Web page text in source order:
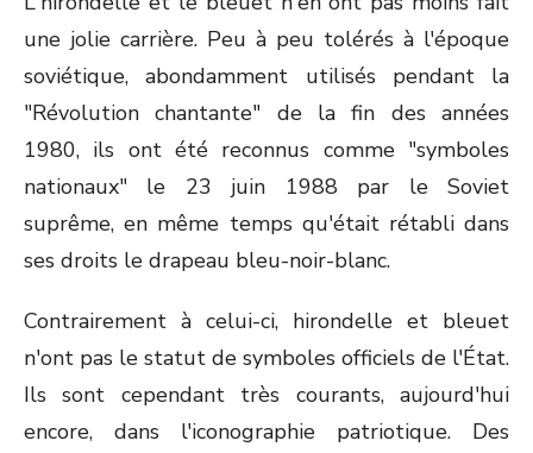
une jolie carrière. Peu à peu tolérés à l'époque
soviétique, abondamment utilisés pendant la
"Révolution chantante" de la fin des années
1980, ils ont été reconnus comme "symboles
nationaux" le 23 juin 1988 par le Soviet
suprême, en même temps qu'était rétabli dans
ses droits le drapeau bleu-noir-blanc.
Contrairement à celui-ci, hirondelle et bleuet
n'ont pas le statut de symboles officiels de l'État.
Ils sont cependant très courants, aujourd'hui
encore, dans l'iconographie patriotique. Des